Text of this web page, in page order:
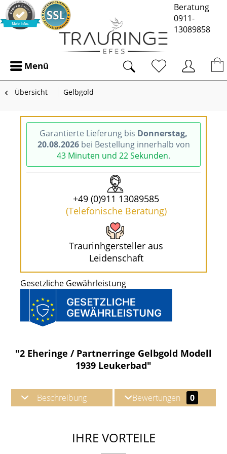
Beratung
0911-
13089858
Menü
Übersicht Gelbgold
Garantierte Lieferung bis Donnerstag,
20.08.2026bei Bestellung innerhalb von
43 Minuten und 21 Sekunden.
+49 (0)911 13089585
(Telefonische Beratung)
Traurinhgersteller aus
Leidenschaft
Gesetzliche Gewährleistung
"2 Eheringe / Partnerringe Gelbgold Modell
1939 Leukerbad"
Beschreibung Bewertungen 0
IHRE VORTEILE